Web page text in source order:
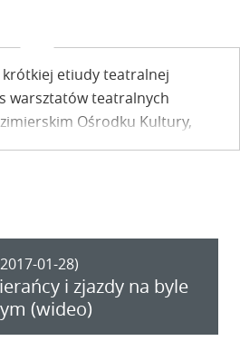
krótkiej etiudy teatralnej
warsztatów teatralnych
Ośrodku Kultury,
miała dziś swoją premierę.
01-28)
i zjazdy na byle
(wideo)